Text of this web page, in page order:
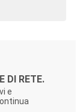
e ne delinea
DI RETE.
e